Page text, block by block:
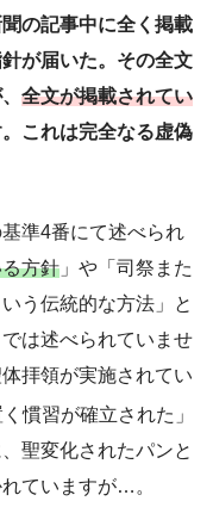
の記事中に全く掲載
が届いた。その全文
全文が掲載されてい
これは完全なる虚偽
準4番にて述べられ
方針 」や「司祭また
う伝統的な方法」と
は述べられていませ
拝領が実施されてい
慣習が確立された」
聖変化されたパンと
ていますが…。